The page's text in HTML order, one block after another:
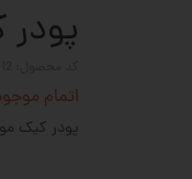
اتمام
پودر کیک